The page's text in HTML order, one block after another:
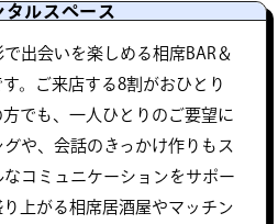
ルスペース
出会いを楽しめる相席BAR＆
。ご来店する8割がおひとり
でも、一人ひとりのご要望に
や、会話のきっかけ作りもス
コミュニケーションをサポー
上がる相席居酒屋やマッチン